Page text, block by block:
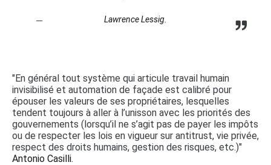
Lawrence Lessig.
"En général tout système qui articule travail humain
invisibilisé et automation de façade est calibré pour
épouser les valeurs de ses propriétaires, lesquelles
tendent toujours à aller à l’unisson avec les priorités des
gouvernements (lorsqu’il ne s’agit pas de payer les impôts
ou de respecter les lois en vigueur sur antitrust, vie privée,
respect des droits humains, gestion des risques, etc.)"
Antonio Casilli.